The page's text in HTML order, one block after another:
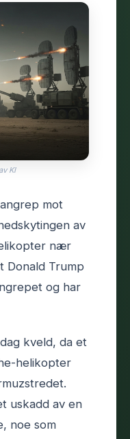
KI
mot
av
nær
Donald Trump
og har
kveld, da et
helikopter
uskadd av en
noe som